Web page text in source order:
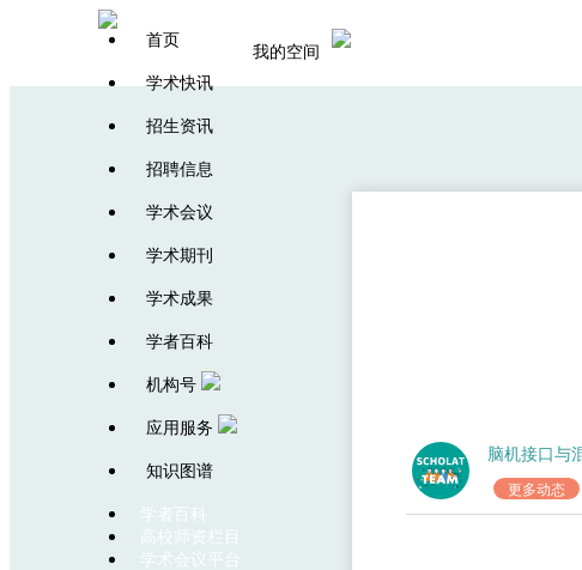
首页
学术快讯
招生资讯
招聘信息
学术会议
学术期刊
学术成果
学者百科
机构号
应用服务
知识图谱
学者百科
高校师资栏目
学术会议平台
我的空间
脑机接口与
更多动态